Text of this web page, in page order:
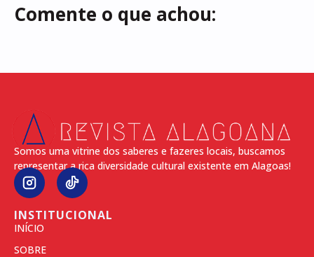
Comente o que achou:
Somos uma vitrine dos saberes e fazeres locais, buscamos
representar a rica diversidade cultural existente em Alagoas!
INSTITUCIONAL
INÍCIO
SOBRE